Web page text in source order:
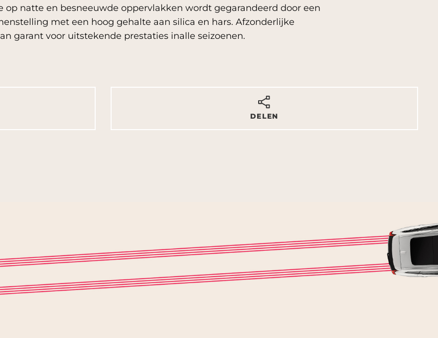
op natte en besneeuwde oppervlakken wordt gegarandeerd door een
met een hoog gehalte aan silica en hars. Afzonderlijke
garant voor uitstekende prestaties inalle seizoenen.
DELEN